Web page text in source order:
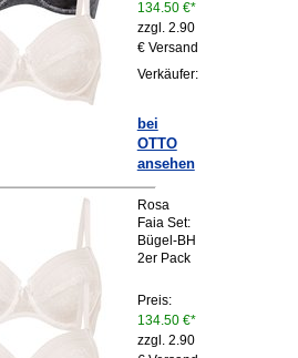
134.50 €*
zzgl. 2.90
€ Versand
Verkäufer:
bei
OTTO
ansehen
Rosa
Faia Set:
Bügel-BH
2er Pack
Preis:
134.50 €*
zzgl. 2.90